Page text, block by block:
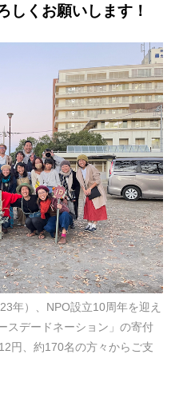
しくお願いします！
年）、NPO設立10周年を迎え
スデードネーション」の寄付
円、約170名の方々からご支